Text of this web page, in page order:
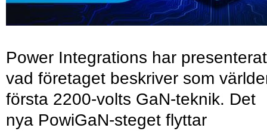
Power Integrations har presenterat
vad företaget beskriver som
första 2200-volts GaN-teknik. Det
nya PowiGaN-steget flyttar